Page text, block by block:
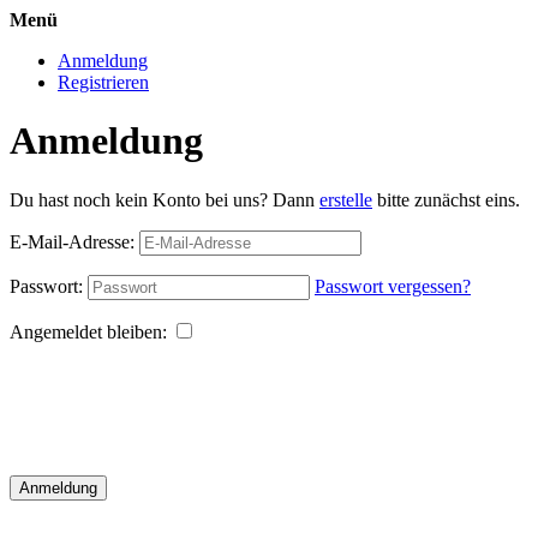
Menü
Anmeldung
Registrieren
Anmeldung
Du hast noch kein Konto bei uns? Dann erstelle bitte zunächst eins.
E-Mail-Adresse:
Passwort: Passwort vergessen?
Angemeldet bleiben:
Anmeldung